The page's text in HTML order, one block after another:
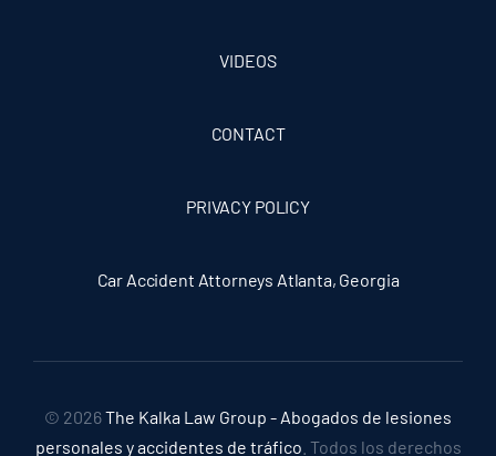
VIDEOS
CONTACT
PRIVACY POLICY
Car Accident Attorneys Atlanta, Georgia
© 2026The Kalka Law Group - Abogados de lesiones
personales y accidentes de tráfico . Todos los derechos